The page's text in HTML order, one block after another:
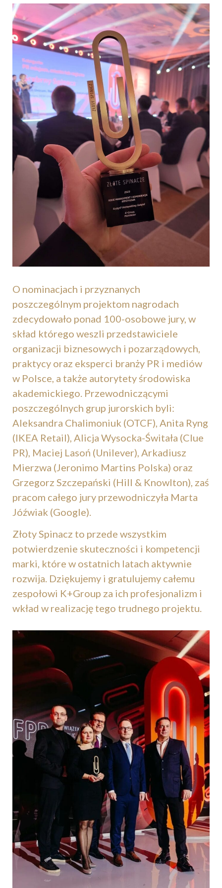
O nominacjach i przyznanych
poszczególnym projektom nagrodach
zdecydowało ponad 100-osobowe jury, w
skład którego weszli przedstawiciele
organizacji biznesowych i pozarządowych,
praktycy oraz eksperci branży PR i mediów
w Polsce, a także autorytety środowiska
akademickiego. Przewodniczącymi
poszczególnych grup jurorskich byli:
Aleksandra Chalimoniuk (OTCF), Anita Ryng
(IKEA Retail), Alicja Wysocka-Świtała (Clue
PR), Maciej Lasoń (Unilever), Arkadiusz
Mierzwa (Jeronimo Martins Polska) oraz
Grzegorz Szczepański (Hill & Knowlton), zaś
pracom całego jury przewodniczyła Marta
Jóźwiak (Google).
Złoty Spinacz to przede wszystkim
potwierdzenie skuteczności i kompetencji
marki, które w ostatnich latach aktywnie
rozwija. Dziękujemy i gratulujemy całemu
zespołowi K+Group za ich profesjonalizm i
wkład w realizację tego trudnego projektu.